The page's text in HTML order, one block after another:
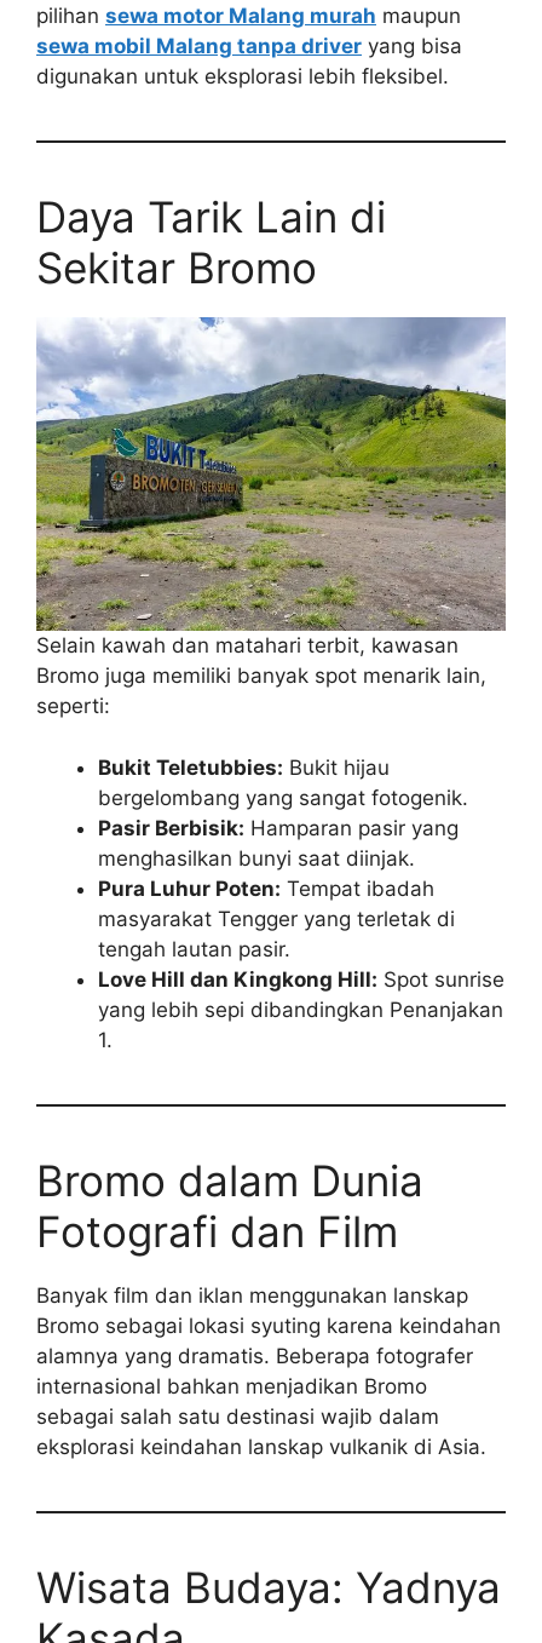
pilihan sewa motor Malang murah maupun
sewa mobil Malang tanpa driver yang bisa
digunakan untuk eksplorasi lebih fleksibel.
Daya Tarik Lain di
Sekitar Bromo
Selain kawah dan matahari terbit, kawasan
Bromo juga memiliki banyak spot menarik lain,
seperti:
Bukit Teletubbies: Bukit hijau
bergelombang yang sangat fotogenik.
Pasir Berbisik: Hamparan pasir yang
menghasilkan bunyi saat diinjak.
Pura Luhur Poten: Tempat ibadah
masyarakat Tengger yang terletak di
tengah lautan pasir.
Love Hill dan Kingkong Hill: Spot sunrise
yang lebih sepi dibandingkan Penanjakan
1.
Bromo dalam Dunia
Fotografi dan Film
Banyak film dan iklan menggunakan lanskap
Bromo sebagai lokasi syuting karena keindahan
alamnya yang dramatis. Beberapa fotografer
internasional bahkan menjadikan Bromo
sebagai salah satu destinasi wajib dalam
eksplorasi keindahan lanskap vulkanik di Asia.
Wisata Budaya: Yadnya